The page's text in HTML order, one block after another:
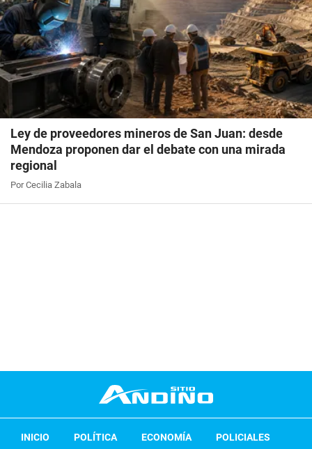
Ley de proveedores mineros de San Juan: desde
Mendoza proponen dar el debate con una mirada
regional
Por Cecilia Zabala
INICIO POLÍTICA ECONOMÍA POLICIALES